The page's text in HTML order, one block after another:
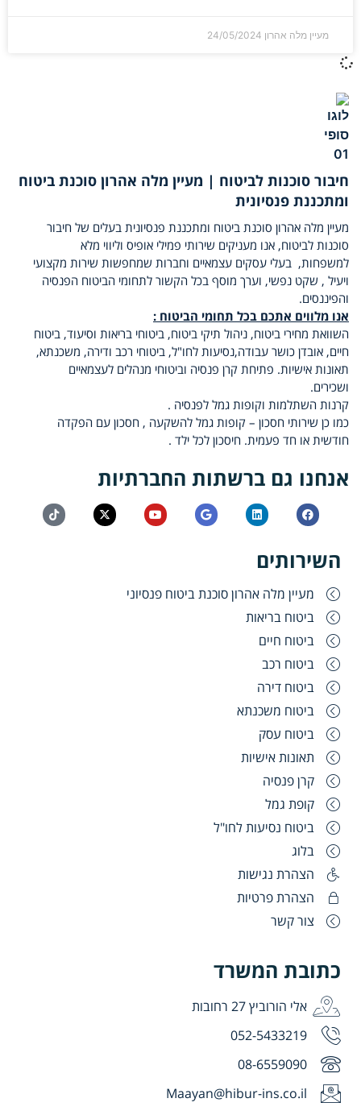
מעיין מלה אהרון 24/05/2024
חיבור סוכנות לביטוח | מעיין מלה אהרון סוכנת ביטוח
ומתכננת פנסיונית
מעיין מלה אהרון סוכנת ביטוח ומתכננת פנסיונית בעלים של חיבור
סוכנות לביטוח, אנו מעניקים שירותי פמילי אופיס וליווי מלא
למשפחות, בעלי עסקים עצמאיים וחברות שמחפשות שירות מקצועי
ויעיל , שקט נפשי, וערך מוסף בכל הקשור לתחומי הביטוח הפנסיה
והפיננסים.
אנו מלווים אתכם בכל תחומי הביטוח :
השוואת מחירי ביטוח, ניהול תיקי ביטוח, ביטוחי בריאות וסיעוד, ביטוח
חיים, אובדן כושר עבודה,נסיעות לחו"ל, ביטוחי רכב ודירה, משכנתא,
תאונות אישיות. פתיחת קרן פנסיה וביטוחי מנהלים לעצמאיים
ושכירים.
קרנות השתלמות וקופות גמל לפנסיה .
כמו כן שירותי חסכון – קופות גמל להשקעה , חסכון עם הפקדה
חודשית או חד פעמית. חיסכון לכל ילד .
אנחנו גם ברשתות החברתיות
השירותים
מעיין מלה אהרון סוכנת ביטוח פנסיוני
ביטוח בריאות
ביטוח חיים
ביטוח רכב
ביטוח דירה
ביטוח משכנתא
ביטוח עסק
תאונות אישיות
קרן פנסיה
קופת גמל
ביטוח נסיעות לחו"ל
בלוג
הצהרת נגישות
הצהרת פרטיות
צור קשר
כתובת המשרד
אלי הורוביץ 27 רחובות
052-5433219
08-6559090
Maayan@hibur-ins.co.il